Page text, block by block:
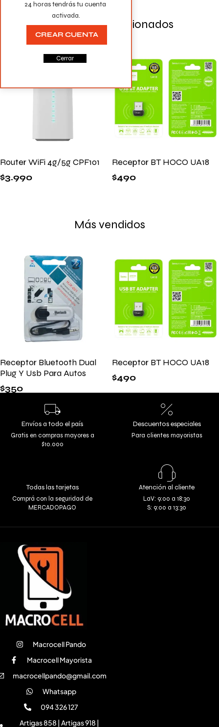
Productos Relacionados
Router WiFi 4g/5g CPF101
$3.990
Receptor BT HOCO UA18
$490
Más vendidos
Receptor Bluetooth Dual
Plug Y Usb Para Autos
$350
Receptor BT HOCO UA18
$490
Envíos a todo el país
Gratis en compras mayores a
$10.000
Descuentos especiales
Para clientes mayoristas
Todas las tarjetas
Comprá con la seguridad de
MERCADOPAGO
Atención al cliente
LaV: 9:00 a 18:30
S: 9:00 a 13:30
Macrocell Pando
Macrocell Mayorista
macrocellpando@gmail.com
Whatsapp
094 326 127
Artigas 858 | Artigas 918 |
24 horas tendrás tu cuenta
activada.
CREAR CUENTA
Cerrar